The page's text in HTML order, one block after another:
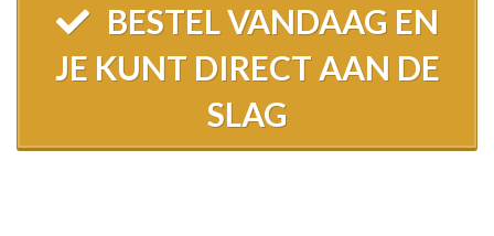
BESTEL VANDAAG EN
JE KUNT DIRECT AAN DE
SLAG